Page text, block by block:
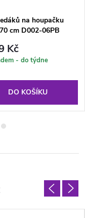
na houpačku
cm D002-06PB
Kč
- do týdne
DO KOŠÍKU